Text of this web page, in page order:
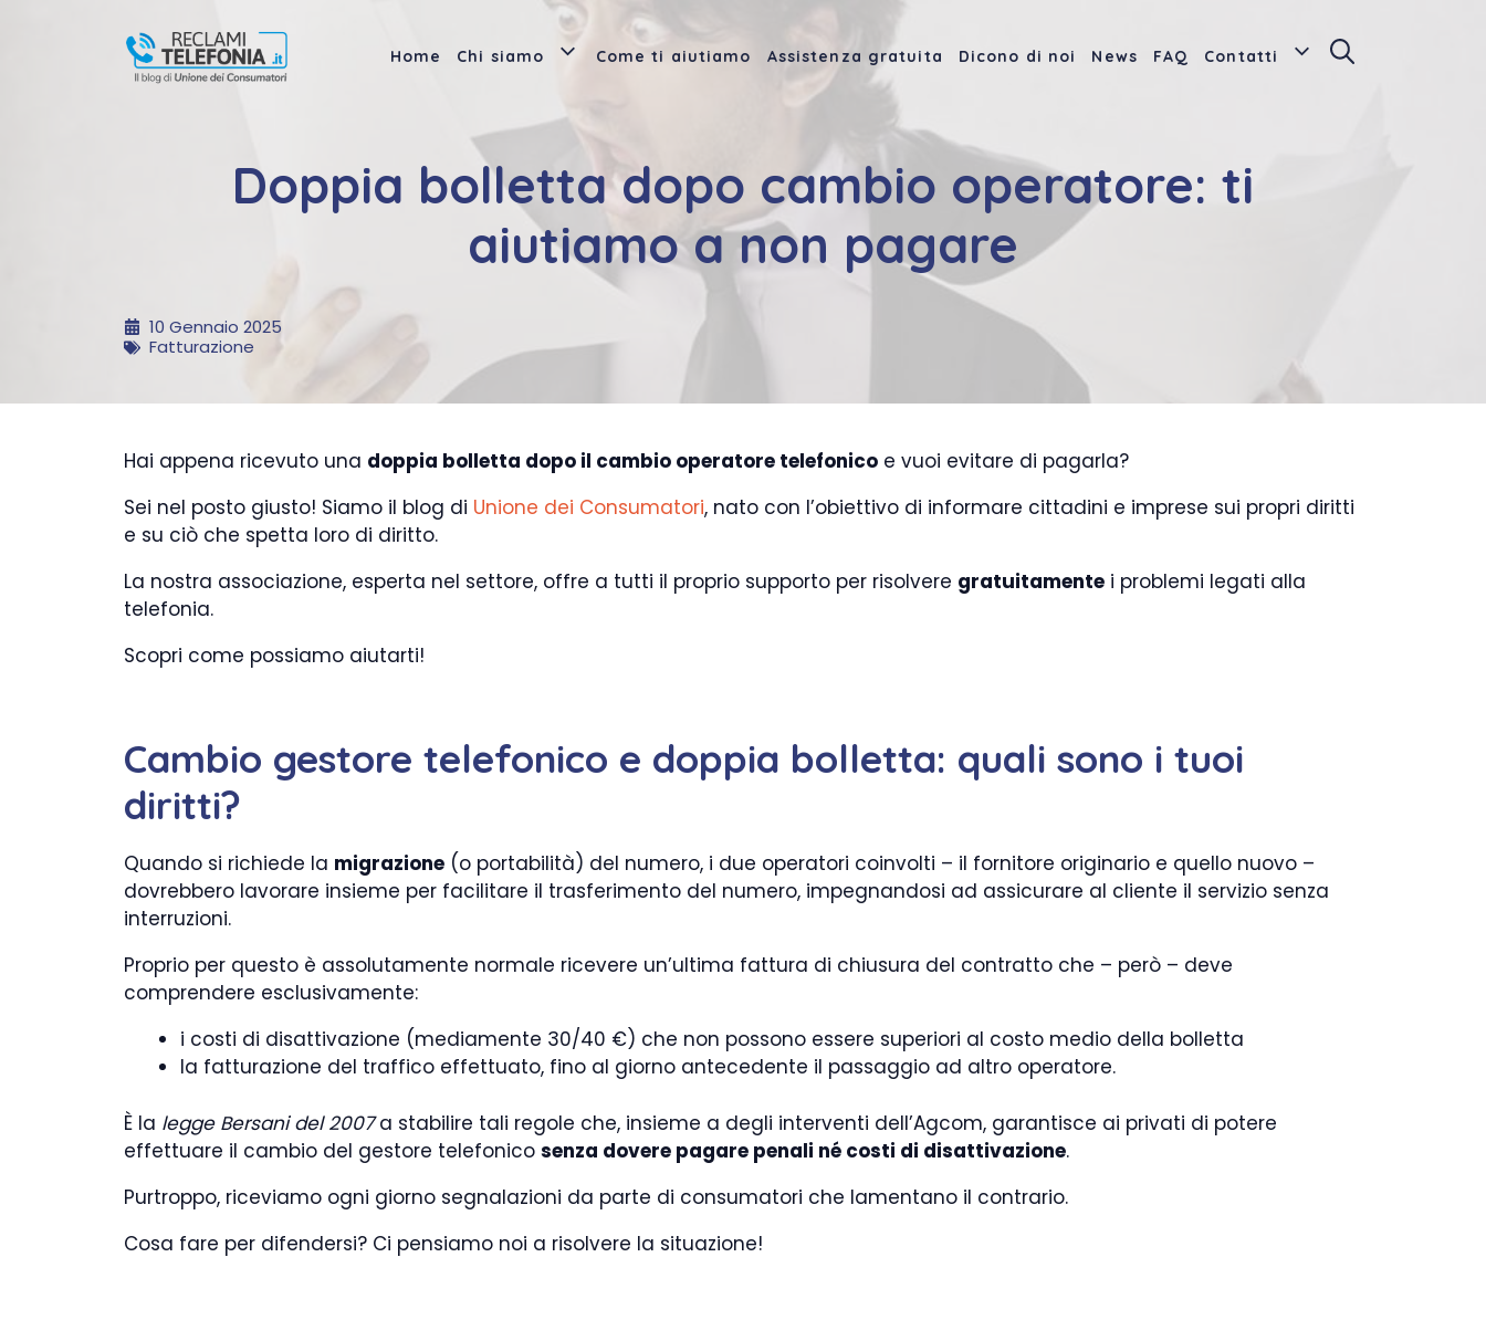
Home Chi siamo Come ti aiutiamo Assistenza gratuita Dicono di noi News FAQ Contatti
Doppia bolletta dopo cambio operatore: ti
aiutiamo a non pagare
10 Gennaio 2025
Fatturazione
Hai appena ricevuto una doppia bolletta dopo il cambio operatore telefonico e vuoi evitare di pagarla?
Sei nel posto giusto! Siamo il blog di Unione dei Consumatori, nato con l’obiettivo di informare cittadini e imprese sui propri diritti
e su ciò che spetta loro di diritto.
La nostra associazione, esperta nel settore, offre a tutti il proprio supporto per risolvere gratuitamente i problemi legati alla
telefonia.
Scopri come possiamo aiutarti!
Cambio gestore telefonico e doppia bolletta: quali sono i tuoi
diritti?
Quando si richiede la migrazione (o portabilità) del numero, i due operatori coinvolti – il fornitore originario e quello nuovo –
dovrebbero lavorare insieme per facilitare il trasferimento del numero, impegnandosi ad assicurare al cliente il servizio senza
interruzioni.
Proprio per questo è assolutamente normale ricevere un’ultima fattura di chiusura del contratto che – però – deve
comprendere esclusivamente:
i costi di disattivazione (mediamente 30/40 €) che non possono essere superiori al costo medio della bolletta
la fatturazione del traffico effettuato, fino al giorno antecedente il passaggio ad altro operatore.
È la legge Bersani del 2007a stabilire tali regole che, insieme a degli interventi dell’Agcom, garantisce ai privati di potere
effettuare il cambio del gestore telefonico senza dovere pagare penali né costi di disattivazione.
Purtroppo, riceviamo ogni giorno segnalazioni da parte di consumatori che lamentano il contrario.
Cosa fare per difendersi? Ci pensiamo noi a risolvere la situazione!